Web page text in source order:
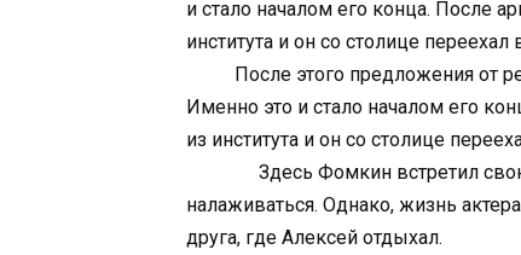
и стало началом его конца. После
института и он со столице
После этого предложения от
Именно это и стало началом его
из института и он со
Здесь Фомкин встретил свою
налаживаться. Однако, жизнь
друга, где Алексей отдыхал.